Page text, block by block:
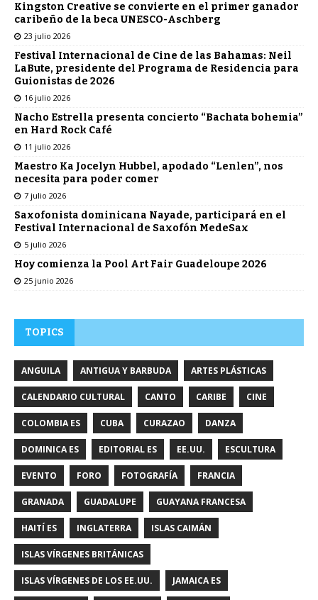
Kingston Creative se convierte en el primer ganador
caribeño de la beca UNESCO-Aschberg
23 julio 2026
Festival Internacional de Cine de las Bahamas: Neil
LaBute, presidente del Programa de Residencia para
Guionistas de 2026
16 julio 2026
Nacho Estrella presenta concierto “Bachata bohemia”
en Hard Rock Café
11 julio 2026
Maestro Ka Jocelyn Hubbel, apodado “Lenlen”, nos
necesita para poder comer
7 julio 2026
Saxofonista dominicana Nayade, participará en el
Festival Internacional de Saxofón MedeSax
5 julio 2026
Hoy comienza la Pool Art Fair Guadeloupe 2026
25 junio 2026
TOPICS
ANGUILA ANTIGUA Y BARBUDA ARTES PLÁSTICAS
CALENDARIO CULTURAL CANTO CARIBE CINE
COLOMBIA ES CUBA CURAZAO DANZA
DOMINICA ES EDITORIAL ES EE.UU. ESCULTURA
EVENTO FORO FOTOGRAFÍA FRANCIA
GRANADA GUADALUPE GUAYANA FRANCESA
HAITÍ ES INGLATERRA ISLAS CAIMÁN
ISLAS VÍRGENES BRITÁNICAS
ISLAS VÍRGENES DE LOS EE.UU. JAMAICA ES